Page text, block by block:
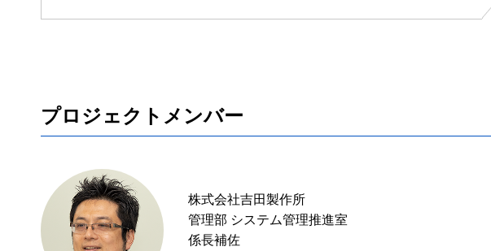
プロジェクトメンバー
株式会社吉田製作所
管理部 システム管理推進室
係長補佐